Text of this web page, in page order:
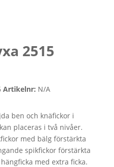
2515
Artikelnr: N/A
ben och knäfickor i
placeras i två nivåer.
med bälg förstärkta
spikfickor förstärkta
med extra ficka.